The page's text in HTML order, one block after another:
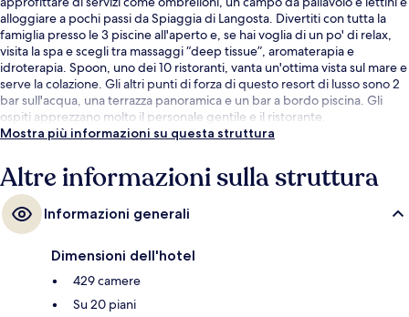
alloggiare a pochi passi da Spiaggia di Langosta. Divertiti con tutta la
famiglia presso le 3 piscine all'aperto e, se hai voglia di un po' di relax,
visita la spa e scegli tra massaggi “deep tissue”, aromaterapia e
idroterapia. Spoon, uno dei 10 ristoranti, vanta un'ottima vista sul mare e
serve la colazione. Gli altri punti di forza di questo resort di lusso sono 2
bar sull'acqua, una terrazza panoramica e un bar a bordo piscina. Gli
ospiti apprezzano molto il personale gentile e il ristorante.
Mostra più informazioni su questa struttura
Altre informazioni sulla struttura
Informazioni generali
Dimensioni dell'hotel
429 camere
Su 20 piani